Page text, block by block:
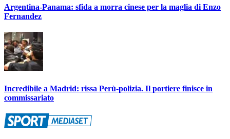
Argentina-Panama: sfida a morra cinese per la maglia di Enzo
Fernandez
Incredibile a Madrid: rissa Perù-polizia. Il portiere finisce in
commissariato